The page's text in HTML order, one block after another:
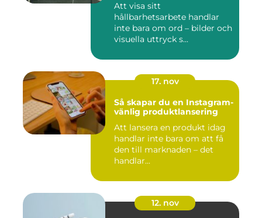
Att visa sitt
hållbarhetsarbete handlar
inte bara om ord – bilder och
visuella uttryck s...
17. nov
Så skapar du en Instagram-
vänlig produktlansering
Att lansera en produkt idag
handlar inte bara om att få
den till marknaden – det
handlar...
12. nov